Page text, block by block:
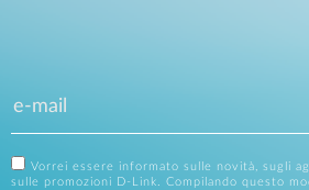
Vorrei essere informato sulle novità, sugli
sulle promozioni D-Link. Compilando questo